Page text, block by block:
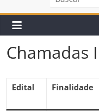
Chamadas
Edital Finalidade